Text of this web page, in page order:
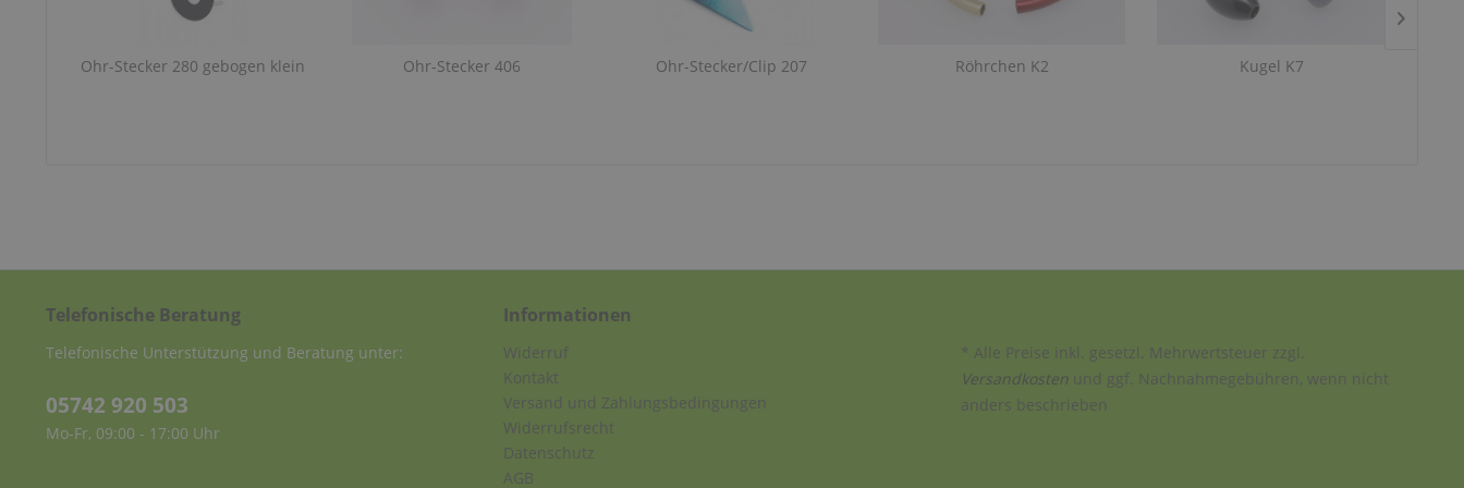
Ohr-Stecker 280 gebogen klein Ohr-Stecker 406 Ohr-Stecker/Clip 207 Röhrchen K2 Kugel K7
Telefonische Beratung
Telefonische Unterstützung und Beratung unter:
05742 920 503
Mo-Fr, 09:00 - 17:00 Uhr
Informationen
Widerruf
Kontakt
Versand und Zahlungsbedingungen
Widerrufsrecht
Datenschutz
AGB
* Alle Preise inkl. gesetzl. Mehrwertsteuer zzgl.
Versandkosten und ggf. Nachnahmegebühren, wenn nicht
anders beschrieben